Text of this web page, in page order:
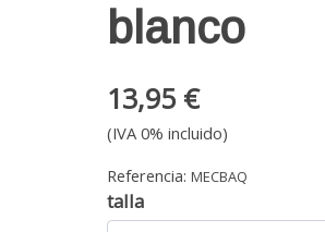
blanco
13,95 €
(IVA 0% incluido)
Referencia:MECBAQ
talla